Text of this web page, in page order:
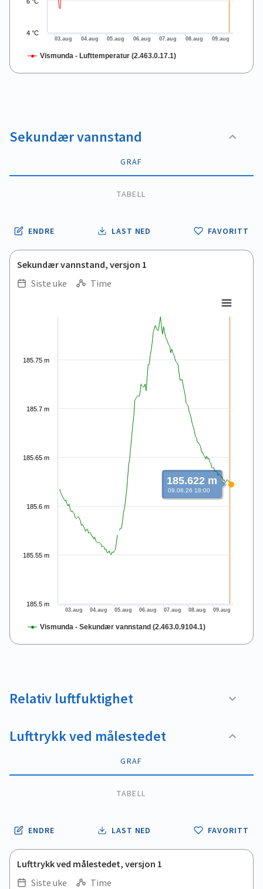
Vismunda - Lufttemperatur (2.463.0.17.1)
4 °C
03.aug 04.aug 05.aug 06.aug 07.aug 08.aug 09.aug
End of interactive chart.
Sekundær vannstand
GRAF
TABELL
ENDRE LAST NED FAVORITT
Sekundær vannstand, versjon 1
Siste uke
Time
The chart has 1 X axis displaying Time. Data ranges from
The chart has 1 Y axis displaying values. Data ranges from
Vismunda - Sekundær vannstand (2.463.0.9104.1)
185.5 m
185.55 m
185.6 m
185.65 m
185.7 m
185.75 m
03.aug 04.aug 05.aug 06.aug 07.aug 08.aug 09.aug
185.622 m
09.08.26 18:00
End of interactive chart.
Relativ luftfuktighet
Lufttrykk ved målestedet
GRAF
TABELL
ENDRE LAST NED FAVORITT
Lufttrykk ved målestedet, versjon 1
Siste uke
Time